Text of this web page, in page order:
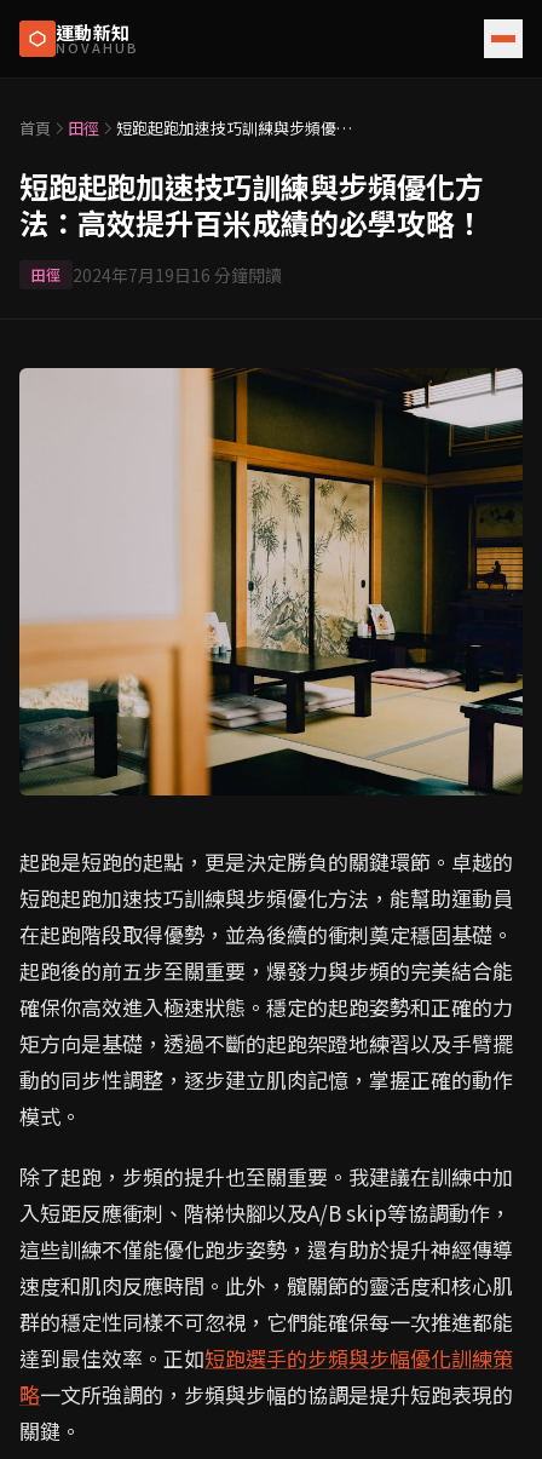
運動新知
NOVAHUB
首頁 田徑
短跑起跑加速技巧訓練與步頻優化
略！
短跑起跑加速技巧訓練與步頻優化方
法：高效提升百米成績的必學攻略！
田徑 2024年7月19日16 分鐘閱讀
起跑是短跑的起點，更是決定勝負的關鍵環節。卓越的
短跑起跑加速技巧訓練與步頻優化方法，能幫助運動員
在起跑階段取得優勢，並為後續的衝刺奠定穩固基礎。
起跑後的前五步至關重要，爆發力與步頻的完美結合能
確保你高效進入極速狀態。穩定的起跑姿勢和正確的力
矩方向是基礎，透過不斷的起跑架蹬地練習以及手臂擺
動的同步性調整，逐步建立肌肉記憶，掌握正確的動作
模式。
除了起跑，步頻的提升也至關重要。我建議在訓練中加
入短距反應衝刺、階梯快腳以及A/B skip等協調動作，
這些訓練不僅能優化跑步姿勢，還有助於提升神經傳導
速度和肌肉反應時間。此外，髖關節的靈活度和核心肌
群的穩定性同樣不可忽視，它們能確保每一次推進都能
達到最佳效率。正如短跑選手的步頻與步幅優化訓練策
略一文所強調的，步頻與步幅的協調是提升短跑表現的
關鍵。